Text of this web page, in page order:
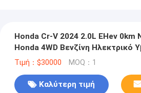
Honda Cr-V 2024 2.0L EHev 0km
Honda 4WD Βενζίνη Ηλεκτρικό
Cr-V
Τιμή：$30000 MOQ：1
Καλύτερη τιμή